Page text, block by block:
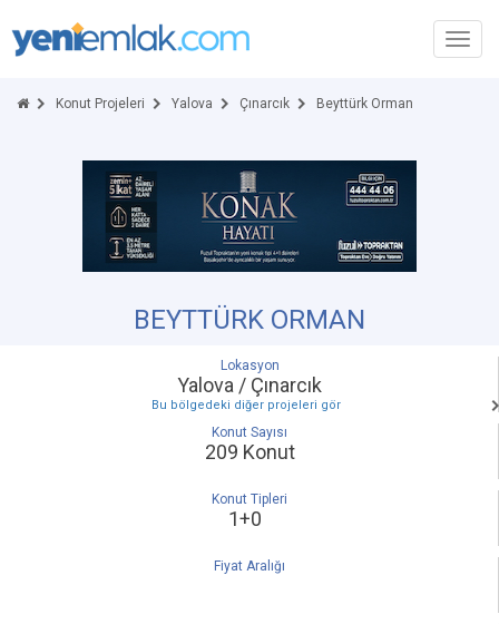
Konut Projeleri Yalova Çınarcık Beyttürk Orman
BEYTTÜRK ORMAN
Lokasyon
Yalova / Çınarcık
Bu bölgedeki diğer projeleri gör
Konut Sayısı
209 Konut
Konut Tipleri
1+0
Fiyat Aralığı